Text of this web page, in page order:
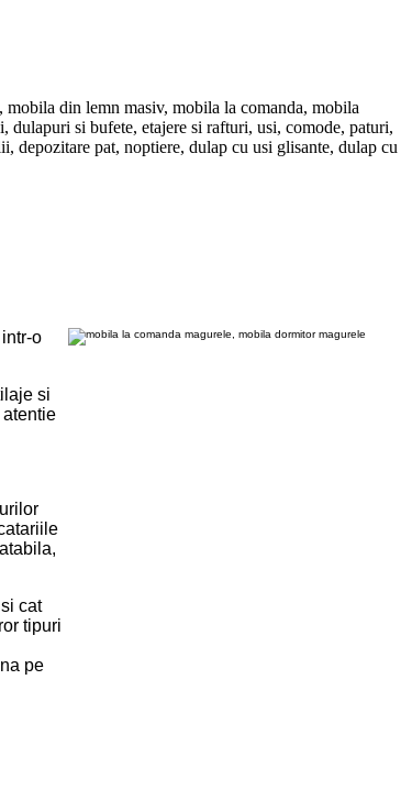
din lemn masiv, mobila la comanda, mobila
si bufete, etajere si rafturi, usi, comode, paturi,
depozitare pat, noptiere, dulap cu usi glisante, dulap cu
o
si
cat
tipuri
pe